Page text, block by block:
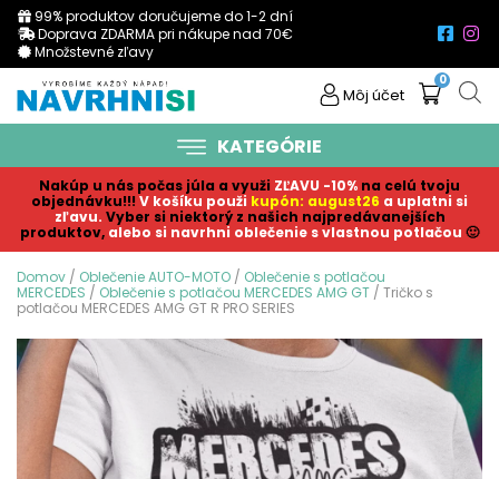
99% produktov doručujeme do 1-2 dní
Doprava ZDARMA pri nákupe nad 70€
Množstevné zľavy
Môj účet
0
KATEGÓRIE
Nakúp u nás počas júla a využi ZĽAVU -10% na celú tvoju
objednávku!!! V košíku použi kupón: august26 a uplatni si
zľavu. Vyber si niektorý z našich najpredávanejších
produktov, alebo si navrhni oblečenie s vlastnou potlačou 🙂
Domov / Oblečenie AUTO-MOTO / Oblečenie s potlačou
MERCEDES / Oblečenie s potlačou MERCEDES AMG GT / Tričko s
potlačou MERCEDES AMG GT R PRO SERIES